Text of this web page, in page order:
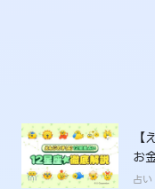
お
底解
占い